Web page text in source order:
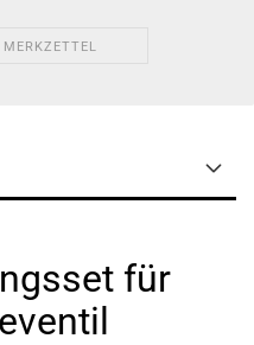
MERKZETTEL
für